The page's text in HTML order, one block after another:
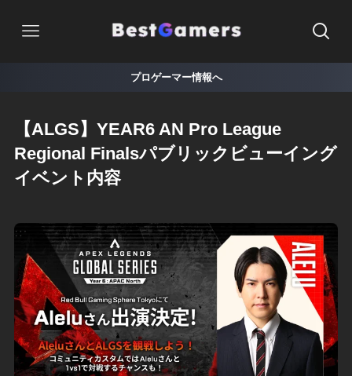
プロゲーマー情報へ
【ALGS】YEAR6 AN Pro League
Regional Finalsパブリックビューイング
イベント内容